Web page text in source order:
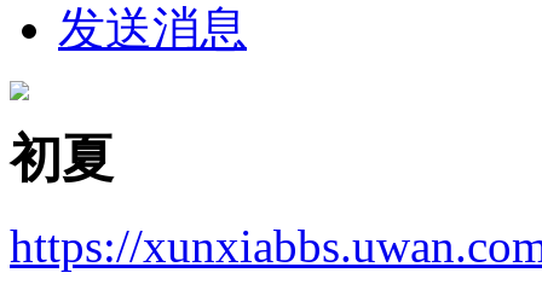
发送消息
初夏
https://